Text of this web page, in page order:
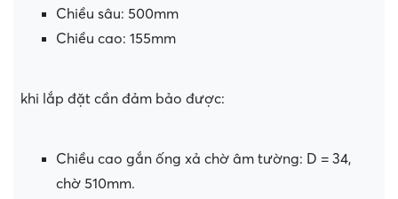
Chiều sâu: 500mm
Chiều cao: 155mm
khi lắp đặt cần đảm bảo được:
Chiều cao gắn ống xả chờ âm tường: D = 34,
chờ 510mm.